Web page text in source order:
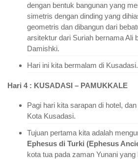
dengan bentuk bangunan yang
simetris dengan dinding yang
geometris dan dibangun dari
arsitektur dari Suriah bernama Ali
Damishki.
Hari ini kita bermalam di Kusadasi.
Hari 4 : KUSADASI – PAMUKKALE
Pagi hari kita sarapan di hotel,
Kota Kusadasi.
Tujuan pertama kita adalah
Ephesus di Turki (Ephesus
kota tua pada zaman Yunani